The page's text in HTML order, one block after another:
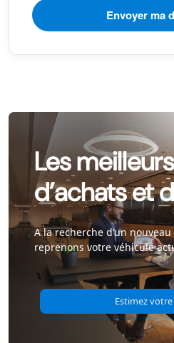
Les
d’achats et
A la recherche d’un
reprenons votre véhicule
Estimez